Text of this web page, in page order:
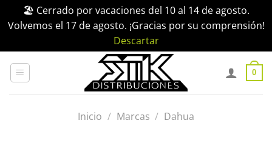
🏖️ Cerrado por vacaciones del 10 al 14 de agosto.
Volvemos el 17 de agosto. ¡Gracias por su comprensión!
Descartar
0
Inicio / Marcas / Dahua